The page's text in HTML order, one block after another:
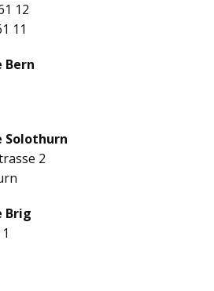
12
11
Bern
Solothurn
2
Brig